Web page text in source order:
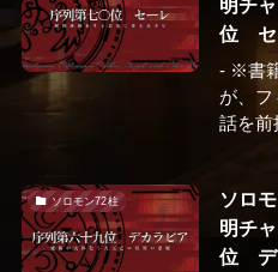
明チ
位 セ
- ※書
が、フ
話を前
ソロモン72柱
ソロ
明チ
位 デ